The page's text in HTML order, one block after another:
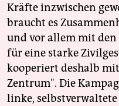
Kräfte inzwischen
braucht es
und vor allem mit den
für eine starke
kooperiert deshalb
Zentrum". Die
linke,